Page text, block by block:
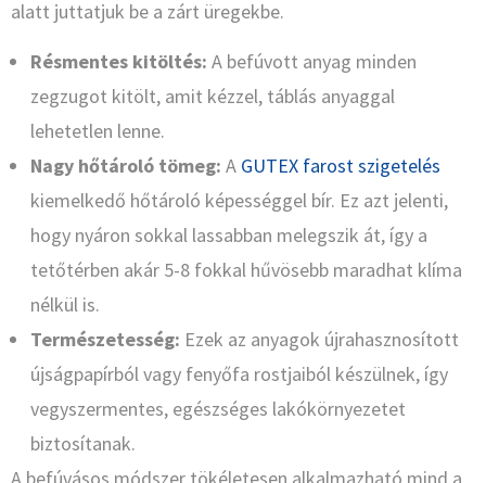
alatt juttatjuk be a zárt üregekbe.
Résmentes kitöltés: A befúvott anyag minden
zegzugot kitölt, amit kézzel, táblás anyaggal
lehetetlen lenne.
Nagy hőtároló tömeg: A GUTEX farost szigetelés
kiemelkedő hőtároló képességgel bír. Ez azt jelenti,
hogy nyáron sokkal lassabban melegszik át, így a
tetőtérben akár 5-8 fokkal hűvösebb maradhat klíma
nélkül is.
Természetesség: Ezek az anyagok újrahasznosított
újságpapírból vagy fenyőfa rostjaiból készülnek, így
vegyszermentes, egészséges lakókörnyezetet
biztosítanak.